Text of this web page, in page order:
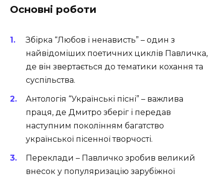
Основні роботи
Збірка “Любов і ненависть” – один з
найвідоміших поетичних циклів Павличка,
де він звертається до тематики кохання та
суспільства.
Антологія “Українські пісні” – важлива
праця, де Дмитро зберіг і передав
наступним поколінням багатство
української пісенної творчості.
Переклади – Павличко зробив великий
внесок у популяризацію зарубіжної